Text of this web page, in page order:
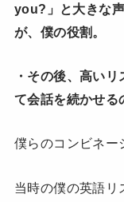
you?」と大きな
が、僕の役割。
・その後、高い
て会話を続かせる
僕らのコンビネー
当時の僕の英語リ